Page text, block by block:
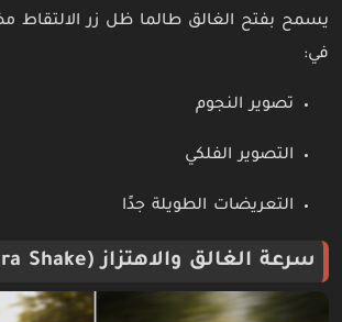
يسمح بفتح الغالق طالما ظل زر الالتقاط
في:
تصوير النجوم
التصوير الفلكي
التعريضات الطويلة جدًا
سرعة الغالق والاهتزاز (Camera Shake)